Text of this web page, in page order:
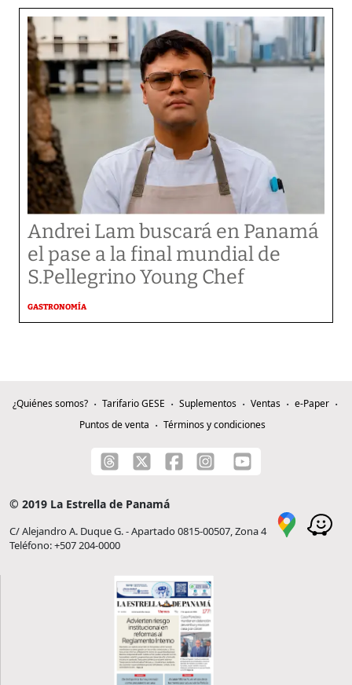
Andrei Lam buscará en Panamá
el pase a la final mundial de
S.Pellegrino Young Chef
GASTRONOMÍA
¿Quiénes somos? Tarifario GESE Suplementos Ventas
e-Paper
Puntos de venta
Términos y condiciones
© 2019 La Estrella de Panamá
C/ Alejandro A. Duque G. - Apartado 0815-00507, Zona 4
Teléfono: +507 204-0000